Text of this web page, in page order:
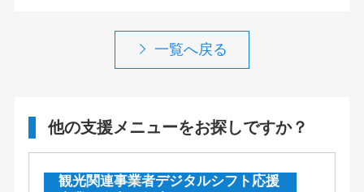
一覧へ戻る
他の支援メニューをお探しですか？
観光関連事業者デジタルシフト応援